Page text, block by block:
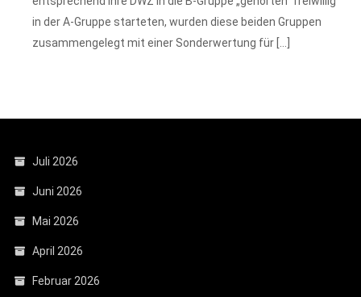
in der A-Gruppe starteten, wurden diese beiden Gruppen
zusammengelegt mit einer Sonderwertung für […]
Juli 2026
Juni 2026
Mai 2026
April 2026
Februar 2026